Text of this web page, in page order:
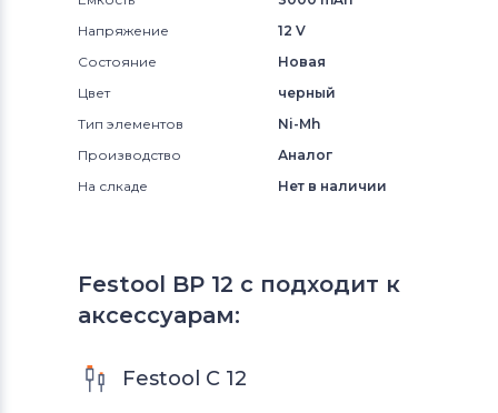
Напряжение
12 V
Состояние
Новая
Цвет
черный
Тип элементов
Ni-Mh
Производство
Аналог
На слкаде
Нет в наличии
Festool BP 12 c подходит к
аксессуарам:
Festool C 12